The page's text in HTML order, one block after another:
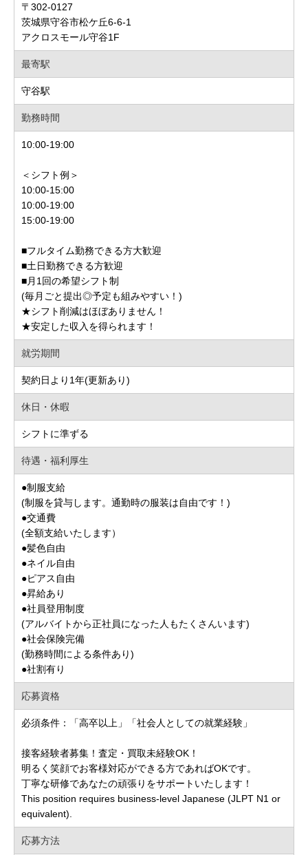
〒302-0127
茨城県守谷市松ケ丘6-6-1
アクロスモール守谷1F
最寄駅
守谷駅
勤務時間
10:00-19:00
＜シフト例＞
10:00-15:00
10:00-19:00
15:00-19:00
■フルタイム勤務できる方大歓迎
■土日勤務できる方歓迎
■月1回の希望シフト制
(毎月ごと提出◎予定も組みやすい！)
★シフト削減はほぼありません！
★安定した収入を得られます！
就労期間
契約日より1年(更新あり)
休日・休暇
シフトに準ずる
待遇・福利厚生
●制服支給
(制服を貸与します。通勤時の服装は自由です！)
●交通費
(全額支給いたします）
●髪色自由
●ネイル自由
●ピアス自由
●昇給あり
●社員登用制度
(アルバイトから正社員になった人もたくさんいます)
●社会保険完備
(勤務時間による条件あり)
●社割有り
応募資格
必須条件：「高卒以上」「社会人としての就業経験」
接客経験者募集！査定・買取未経験OK！
明るく笑顔でお客様対応ができる方であればOKです。
丁寧な研修であなたの頑張りをサポートいたします！
This position requires business-level Japanese (JLPT N1 or
equivalent).
応募方法